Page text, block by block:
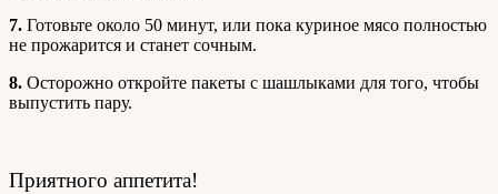
7. Готовьте около 50 минут, или пока куриное мясо полностью
не прожарится и станет сочным.
8. Осторожно откройте пакеты с шашлыками для того, чтобы
выпустить пару.
Приятного аппетита!